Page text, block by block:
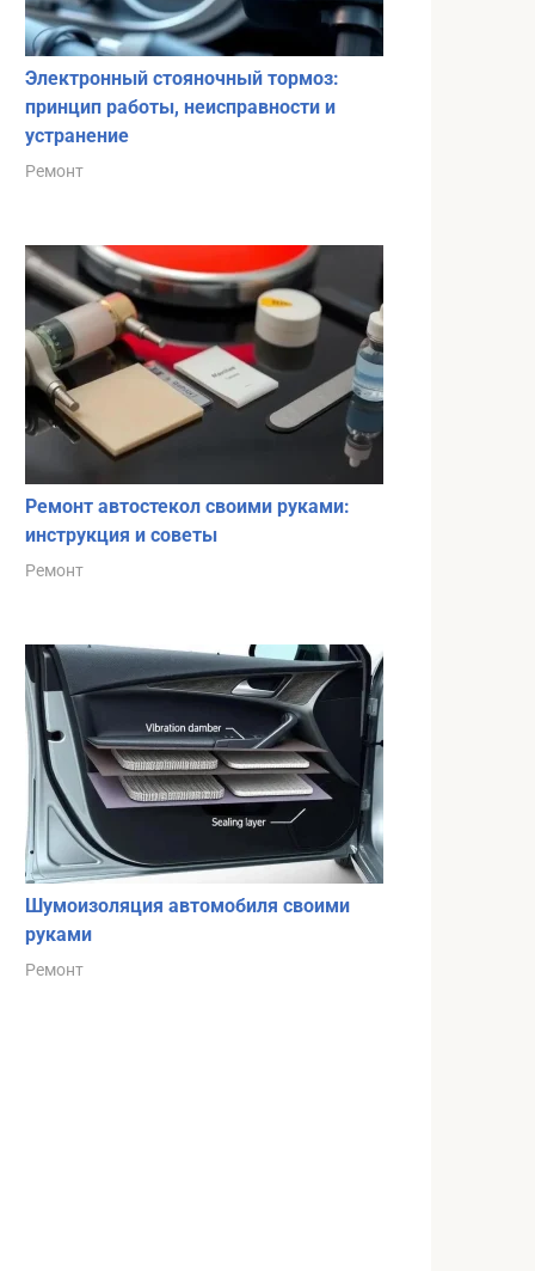
Электронный стояночный тормоз:
принцип работы, неисправности и
устранение
Ремонт
Ремонт автостекол своими руками:
инструкция и советы
Ремонт
Шумоизоляция автомобиля своими
руками
Ремонт